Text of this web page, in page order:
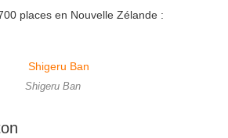
places en Nouvelle Zélande :
Shigeru Ban